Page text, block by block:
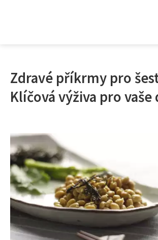
Zdravé příkrmy pro
Klíčová výživa pro vaše